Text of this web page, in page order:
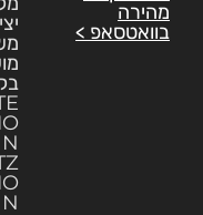
מהירה
בוואטסאפ >
N
N